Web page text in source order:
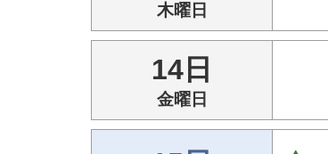
木曜日
14日
金曜日